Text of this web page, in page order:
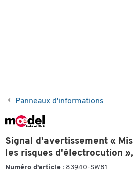
Panneaux d'informations
Signal d'avertissement «
les risques d'électrocution
Numéro d'article : 83940-SW81